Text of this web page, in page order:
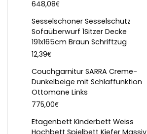
648,08€
Sesselschoner Sesselschutz
Sofaüberwurf 1Sitzer Decke
191x165cm Braun Schriftzug
12,39€
Couchgarnitur SARRA Creme-
Dunkelbeige mit Schlaffunktion
Ottomane Links
775,00€
Etagenbett Kinderbett Weiss